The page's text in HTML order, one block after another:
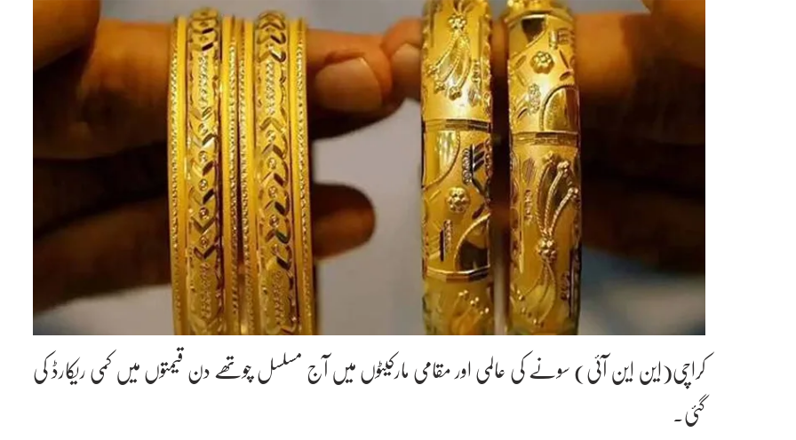
کراچی(این این آئی) سونے کی عالمی اور مقامی مارکیٹوں میں آج مسلسل چوتھے دن قیمتوں میں کمی ریکارڈ کی
گئی۔